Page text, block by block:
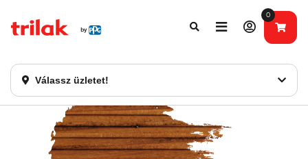
Válassz üzletet!
0
Fontos tájékoztatás!